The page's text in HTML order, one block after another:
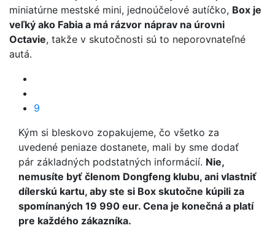
miniatúrne mestské mini, jednoúčelové autíčko, Box je
veľký ako Fabia a má rázvor náprav na úrovni
Octavie, takže v skutočnosti sú to neporovnateľné
autá.
9
Kým si bleskovo zopakujeme, čo všetko za
uvedené peniaze dostanete, mali by sme dodať
pár základných podstatných informácií. Nie,
nemusíte byť členom Dongfeng klubu, ani vlastniť
dílerskú kartu, aby ste si Box skutočne kúpili za
spomínaných 19 990 eur. Cena je konečná a platí
pre každého zákazníka.